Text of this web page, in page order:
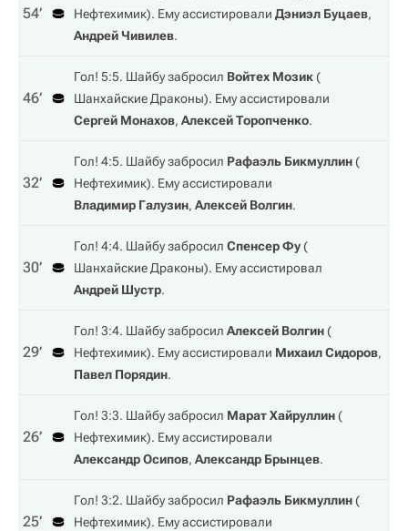
54‎’‎
Нефтехимик). Ему ассистировали Дэниэл Буцаев,
Андрей Чивилев.
46‎’‎
Гол! 5:5. Шайбу забросил Войтех Мозик(
Шанхайские Драконы). Ему ассистировали
Сергей Монахов, Алексей Торопченко.
32‎’‎
Гол! 4:5. Шайбу забросил Рафаэль Бикмуллин(
Нефтехимик). Ему ассистировали
Владимир Галузин, Алексей Волгин.
30‎’‎
Гол! 4:4. Шайбу забросил Спенсер Фу(
Шанхайские Драконы). Ему ассистировал
Андрей Шустр.
29‎’‎
Гол! 3:4. Шайбу забросил Алексей Волгин(
Нефтехимик). Ему ассистировали Михаил Сидоров,
Павел Порядин.
26‎’‎
Гол! 3:3. Шайбу забросил Марат Хайруллин(
Нефтехимик). Ему ассистировали
Александр Осипов, Александр Брынцев.
25‎’‎
Гол! 3:2. Шайбу забросил Рафаэль Бикмуллин(
Нефтехимик). Ему ассистировали